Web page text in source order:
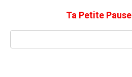
Ta Petite Pause
Search: